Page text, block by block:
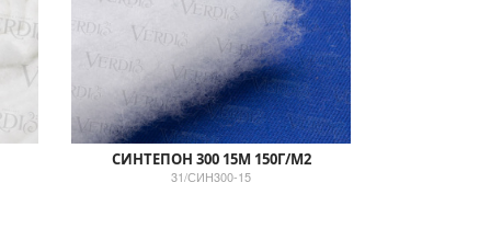
СИНТЕПОН 300 15М 150Г/М2
31/СИН300-15